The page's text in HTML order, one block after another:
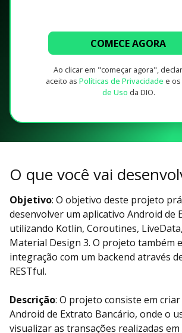
COMECE AGORA
Ao clicar em "começar agora",
aceito as Políticas de Privacidade e os
de Uso da DIO.
O que você vai
Objetivo: O objetivo deste projeto
desenvolver um aplicativo Android de
utilizando Kotlin, Coroutines,
Material Design 3. O projeto também
integração com um backend através
RESTful.
Descrição: O projeto consiste em
Android de Extrato Bancário, onde o
visualizar as transações realizadas